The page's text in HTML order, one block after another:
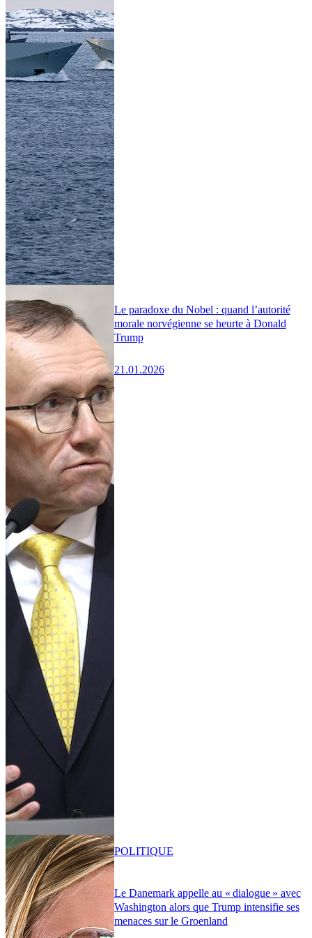
Le paradoxe du Nobel : quand l’autorité
morale norvégienne se heurte à Donald
Trump
21.01.2026
Le Danemark appelle au « dialogue » avec
Washington alors que Trump intensifie ses
menaces sur le Groenland
POLITIQUE